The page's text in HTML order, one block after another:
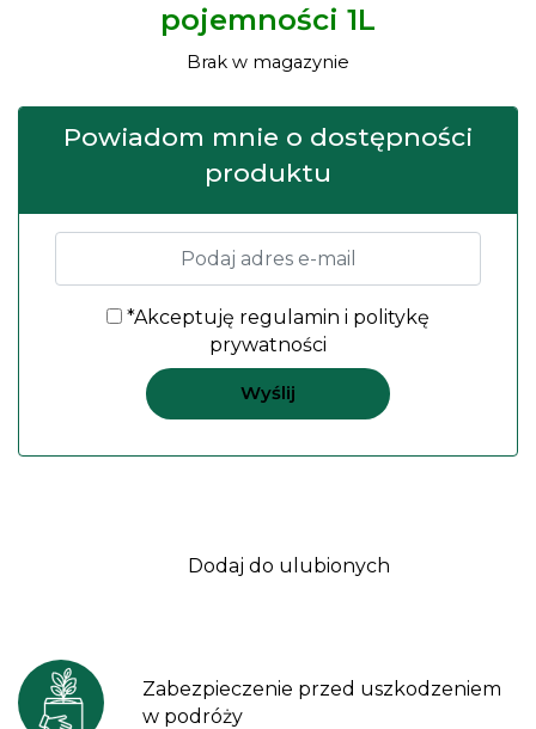
pojemności 1L
Brak w magazynie
Powiadom mnie o dostępności
produktu
*Akceptuję regulamin i politykę
prywatności
Dodaj do ulubionych
Zabezpieczenie przed uszkodzeniem
w podróży